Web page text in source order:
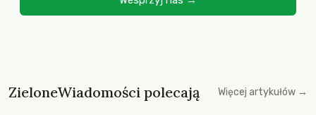
ZieloneWiadomości polecają Więcej artykułów →